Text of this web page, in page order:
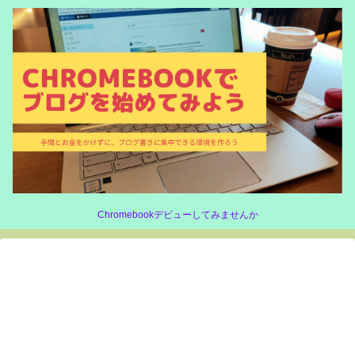
Chromebookデビューしてみませんか